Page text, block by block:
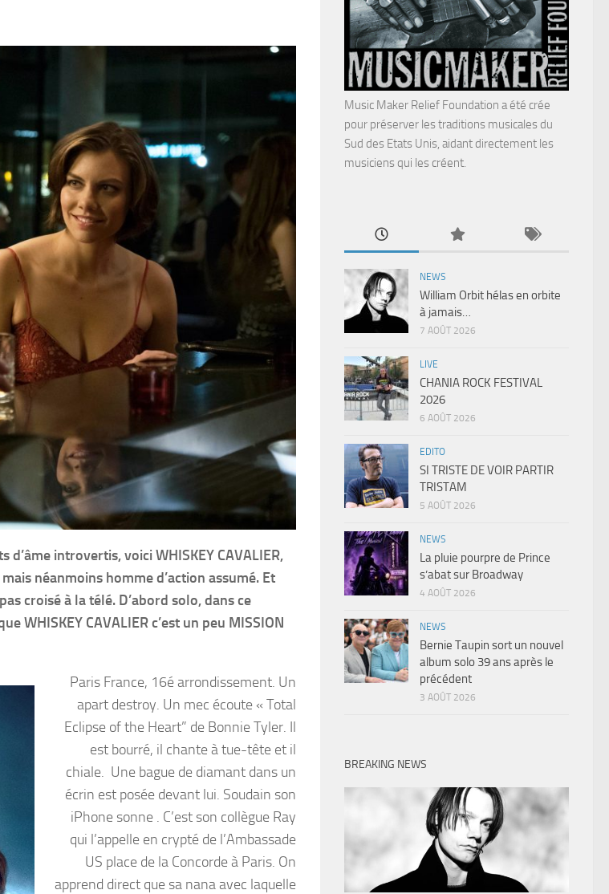
introvertis, voici WHISKEY CAVALIER,
néanmoins homme d’action assumé. Et
croisé à la télé. D’abord solo, dans ce
WHISKEY CAVALIER c’est un peu MISSION
Paris France, 16é arrondissement. Un
apart destroy. Un mec écoute « Total
Eclipse of the Heart” de Bonnie Tyler. Il
est bourré, il chante à tue-tête et il
chiale. Une bague de diamant dans un
écrin est posée devant lui. Soudain son
iPhone sonne . C’est son collègue Ray
qui l’appelle en crypté de l’Ambassade
US place de la Concorde à Paris. On
apprend direct que sa nana avec laquelle
Music Maker Relief Foundation a été crée
pour préserver les traditions musicales du
Sud des Etats Unis, aidant directement les
musiciens qui les créent.
NEWS
William Orbit hélas en orbite
à jamais…
7 AOÛT 2026
LIVE
CHANIA ROCK FESTIVAL
2026
6 AOÛT 2026
EDITO
SI TRISTE DE VOIR PARTIR
TRISTAM
5 AOÛT 2026
NEWS
La pluie pourpre de Prince
s’abat sur Broadway
4 AOÛT 2026
NEWS
Bernie Taupin sort un nouvel
album solo 39 ans après le
précédent
3 AOÛT 2026
BREAKING NEWS